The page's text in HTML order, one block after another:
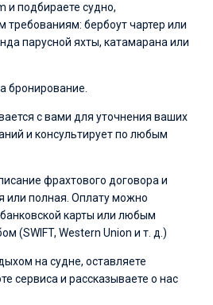
и подбираете судно,
бербоут чартер или
парусной яхты, катамарана или
бронирование.
с вами для уточнения ваших
и консультирует по любым
фрахтового договора и
или полная. Оплату можно
карты или любым
(SWIFT, Western Union и т. д.)
на судне, оставляете
сервиса и рассказываете о нас